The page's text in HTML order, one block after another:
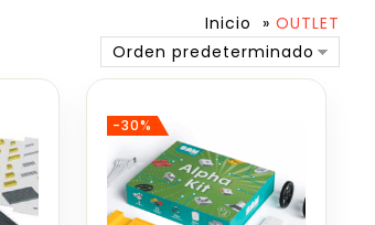
Inicio » OUTLET
Orden predeterminado
-30%